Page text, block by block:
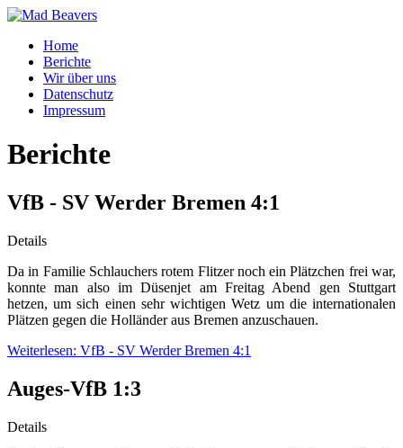
Home
Berichte
Wir über uns
Datenschutz
Impressum
Berichte
VfB - SV Werder Bremen 4:1
Details
Da in Familie Schlauchers rotem Flitzer noch ein Plätzchen frei war,
konnte man also im Düsenjet am Freitag Abend gen Stuttgart
hetzen, um sich einen sehr wichtigen Wetz um die internationalen
Plätzen gegen die Holländer aus Bremen anzuschauen.
Weiterlesen: VfB - SV Werder Bremen 4:1
Auges-VfB 1:3
Details